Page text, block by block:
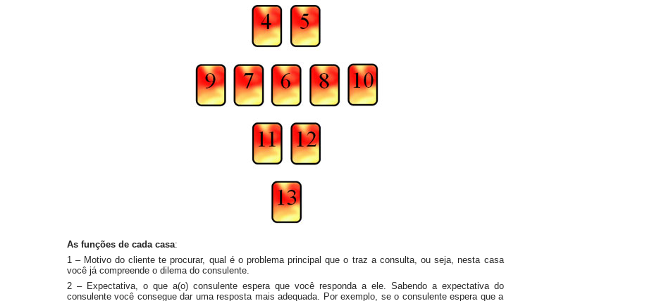
As funções de cada casa:
1 – Motivo do cliente te procurar, qual é o problema principal que o traz a consulta, ou seja, nesta casa
você já compreende o dilema do consulente.
2 – Expectativa, o que a(o) consulente espera que você responda a ele. Sabendo a expectativa do
consulente você consegue dar uma resposta mais adequada. Por exemplo, se o consulente espera que a